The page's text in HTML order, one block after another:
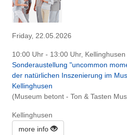
Friday, 22.05.2026
10:00 Uhr - 13:00 Uhr, Kellinghusen
Sonderaustellung "uncommon
der natürlichen Inszenierung im
Kellinghusen
(Museum betont - Ton & Tasten
Kellinghusen
more info